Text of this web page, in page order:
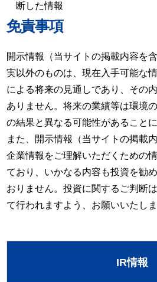
断した情報
免責事項
開示情報（当サイトの掲載内容を
実以外のものは、現在入手可能な
による将来の見通しであり、その
ありません。将来の業績等は環境
の結果と異なる可能性があること
また、開示情報（当サイトの掲載
企業情報をご理解いただくための
ており、いかなる内容も投資を勧
おりません。投資に関するご判断
て行われますよう、お願いいたしま
IR情報